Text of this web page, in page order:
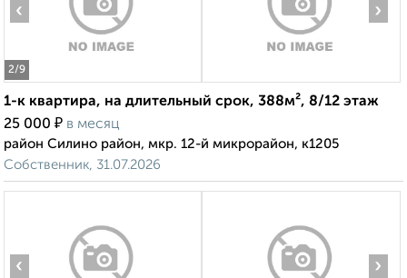
2/9
‹ ›
1-к квартира, на длительный срок, 388м², 8/12 этаж
25 000 ₽ в месяц
район Силино район, мкр. 12-й микрорайон, к1205
Собственник, 31.07.2026
‹ ›